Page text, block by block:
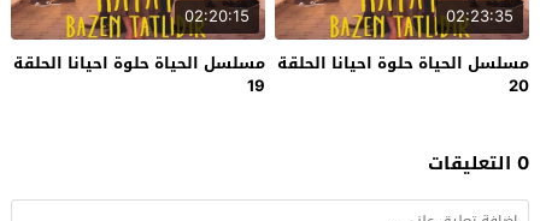
02:23:35
مسلسل الحياة حلوة احيانا الحلقة
20
02:20:15
مسلسل الحياة حلوة احيانا الحلقة
19
0 التعليقات